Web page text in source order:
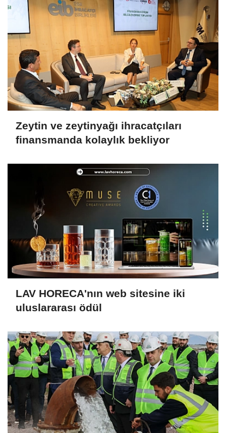
Zeytin ve zeytinyağı ihracatçıları
finansmanda kolaylık bekliyor
LAV HORECA'nın web sitesine iki
uluslararası ödül